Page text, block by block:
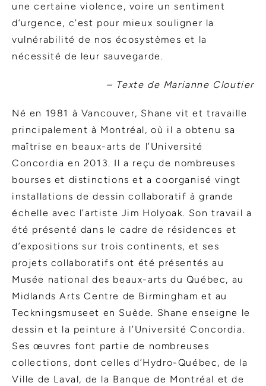
une certaine violence, voire un sentiment
d’urgence, c’est pour mieux souligner la
vulnérabilité de nos écosystèmes et la
nécessité de leur sauvegarde.
– Texte de Marianne Cloutier
Né en 1981 à Vancouver, Shane vit et travaille
principalement à Montréal, où il a obtenu sa
maîtrise en beaux-arts de l’Université
Concordia en 2013. Il a reçu de nombreuses
bourses et distinctions et a coorganisé vingt
installations de dessin collaboratif à grande
échelle avec l’artiste Jim Holyoak. Son travail a
été présenté dans le cadre de résidences et
d’expositions sur trois continents, et ses
projets collaboratifs ont été présentés au
Musée national des beaux-arts du Québec, au
Midlands Arts Centre de Birmingham et au
Teckningsmuseet en Suède. Shane enseigne le
dessin et la peinture à l’Université Concordia.
Ses œuvres font partie de nombreuses
collections, dont celles d’Hydro-Québec, de la
Ville de Laval, de la Banque de Montréal et de